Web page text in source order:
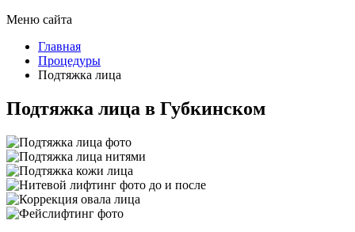
Меню сайта
Главная
Процедуры
Подтяжка лица
Подтяжка лица в Губкинском